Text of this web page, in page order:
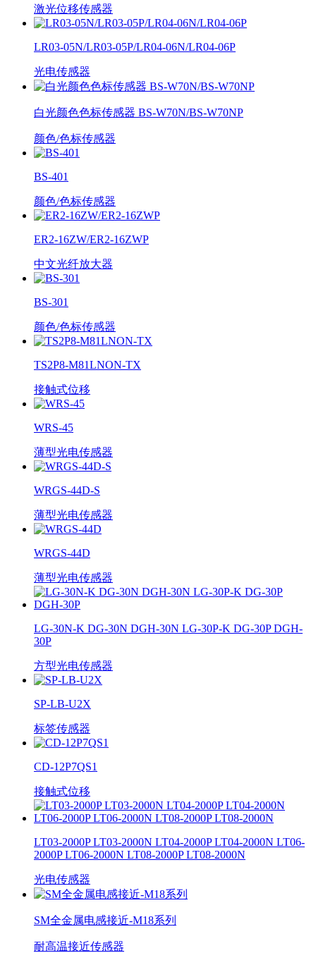
激光位移传感器
LR03-05N/LR03-05P/LR04-06N/LR04-06P
光电传感器
白光颜色色标传感器 BS-W70N/BS-W70NP
颜色/色标传感器
BS-401
颜色/色标传感器
ER2-16ZW/ER2-16ZWP
中文光纤放大器
BS-301
颜色/色标传感器
TS2P8-M81LNON-TX
接触式位移
WRS-45
薄型光电传感器
WRGS-44D-S
薄型光电传感器
WRGS-44D
薄型光电传感器
LG-30N-K DG-30N DGH-30N LG-30P-K DG-30P DGH-
30P
方型光电传感器
SP-LB-U2X
标签传感器
CD-12P7QS1
接触式位移
LT03-2000P LT03-2000N LT04-2000P LT04-2000N LT06-
2000P LT06-2000N LT08-2000P LT08-2000N
光电传感器
SM全金属电感接近-M18系列
耐高温接近传感器